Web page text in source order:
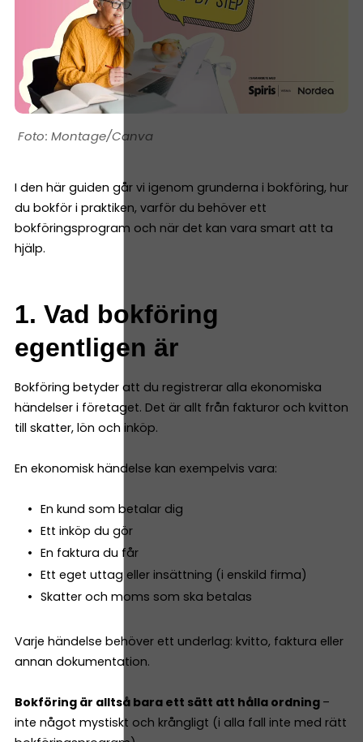
Montage/Canva
I den här guiden går vi igenom grunderna i bokföring, hur
du bokför i praktiken, varför du behöver ett
bokföringsprogram och när det kan vara smart att ta
hjälp.
1. Vad bokföring
egentligen är
Bokföring betyder att du registrerar alla ekonomiska
händelser i företaget. Det är allt från fakturor och kvitton
till skatter, lön och inköp.
En ekonomisk händelse kan exempelvis vara:
En kund som betalar dig
Ett inköp du gör
En faktura du får
Ett eget uttag eller insättning (i enskild firma)
Skatter och moms som ska betalas
Varje händelse behöver ett underlag: kvitto, faktura eller
annan dokumentation.
Bokföring är alltså bara ett sätt att hålla ordning –
inte något mystiskt och krångligt (i alla fall inte med rätt